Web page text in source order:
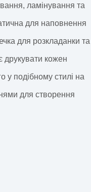
ламінування та
для наповнення
для розкладанки та
друкувати кожен
подібному стилі на
для створення